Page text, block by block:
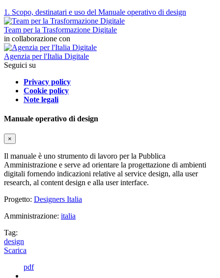
1. Scopo, destinatari e uso del Manuale operativo di design
Team per la Trasformazione Digitale
in collaborazione con
Agenzia per l'Italia Digitale
Seguici su
Privacy policy
Cookie policy
Note legali
Manuale operativo di design
×
Il manuale è uno strumento di lavoro per la Pubblica
Amministrazione e serve ad orientare la progettazione di ambienti
digitali fornendo indicazioni relative al service design, alla user
research, al content design e alla user interface.
Progetto: Designers Italia
Amministrazione: italia
Tag:
design
Scarica
pdf